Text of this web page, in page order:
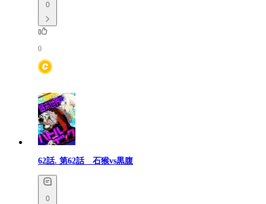
0
0
62話. 第62話 石猴vs黒腹
0